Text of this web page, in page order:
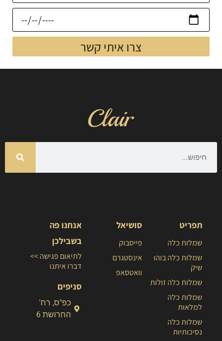
צרו איתי קשר
תפריט
שמלות כלה
שמלות כלה בוהו
שיק
שמלות כלה זולות
שמלות כלה
למלאות
שמלות כלה
נסיכותיות
סושיאל
פייסבוק
אינסטגרם
וואטסאפ
אנחנו פה
בשבילכן
לתיאום פגישה >>
דברו איתנו
סניפים
כפ"ס, רח'
החרושת 6